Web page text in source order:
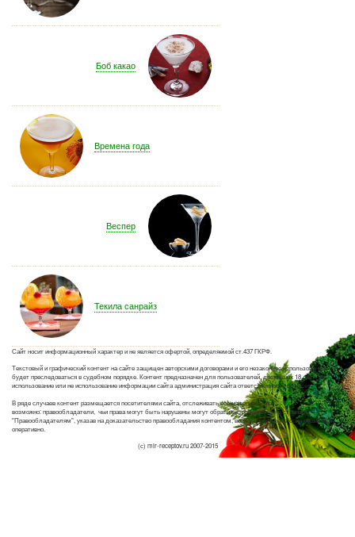
Боб какао
Времена года
Веспер
Текила санрайз
Сайт носит информационный характер и не является офертой, определяемой ст.437 ГКРФ.
Текстовый и графический контент на сайте защищен авторскими договорами и его незаконное использование
будет преследоваться в судебном порядке. Контент предназначен для пользователей, достигших 18 лет. За
использование или не использование информации сайта администрация сайта ответственности не несет.
В ряде случаев контент размещается посетителями сайта, отслеживать все материалы не
возможно: правообладатели, чьи права могут быть нарушены могут обратиться с жалобой на странице
"Правообладателям", указав на доказательство правообладания контентом, вопросы этой категории решаются
оперативно.
(с) mir-receptov.ru 2007-2015